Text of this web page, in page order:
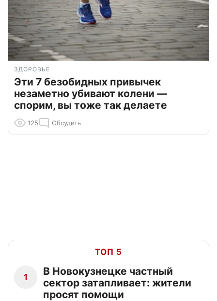
ЗДОРОВЬЕ
Эти 7 безобидных привычек
незаметно убивают колени —
спорим, вы тоже так делаете
125 Обсудить
ТОП 5
1
В Новокузнецке частный
сектор затапливает: жители
просят помощи